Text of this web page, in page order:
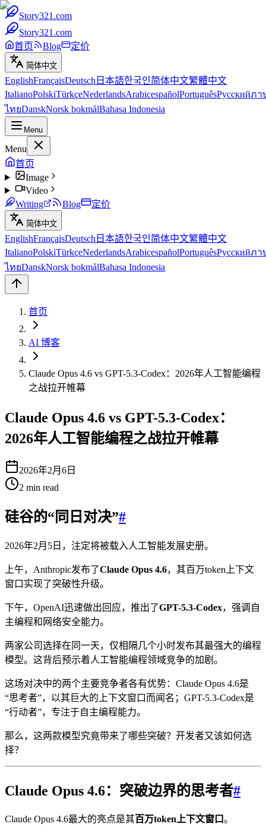
Story321.com
Story321.com
首页
Blog 定价
简体中文
EnglishFrançaisDeutsch 日本語한국인简体中文繁體中文
ItalianoPolskiTürkçeNederlandsArabicespañolPortuguêsРусскийภา
ไทยDanskNorsk bokmålBahasa Indonesia
Menu
Menu
首页
Image
Video
Writing
Blog 定价
简体中文
EnglishFrançaisDeutsch 日本語한국인简体中文繁體中文
ItalianoPolskiTürkçeNederlandsArabicespañolPortuguêsРусскийภา
ไทยDanskNorsk bokmålBahasa Indonesia
首页
AI 博客
Claude Opus 4.6 vs GPT-5.3-Codex：2026年人工智能编程
之战拉开帷幕
Claude Opus 4.6 vs GPT-5.3-Codex：
2026年人工智能编程之战拉开帷幕
2026年2月6日
2 min read
硅谷的“同日对决”#
2026年2月5日，注定将被载入人工智能发展史册。
上午，Anthropic发布了Claude Opus 4.6，其百万token上下文
窗口实现了突破性升级。
下午，OpenAI迅速做出回应，推出了GPT-5.3-Codex，强调自
主编程和网络安全能力。
两家公司选择在同一天，仅相隔几个小时发布其最强大的编程
模型。这背后预示着人工智能编程领域竞争的加剧。
这场对决中的两个主要竞争者各有优势：Claude Opus 4.6是
“思考者”，以其巨大的上下文窗口而闻名；GPT-5.3-Codex是
“行动者”，专注于自主编程能力。
那么，这两款模型究竟带来了哪些突破？开发者又该如何选
择？
Claude Opus 4.6：突破边界的思考者#
Claude Opus 4.6最大的亮点是其百万token上下文窗口。